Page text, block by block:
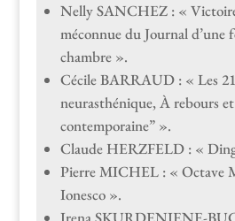
Nel­ly SANCHEZ : «
mécon­nue du Jour­nal d’une
chambre ».
Cécile BARRAUD : « Les
neurasthénique, À rebours
contemporaine” ».
Claude HERZFELD : «
Pierre MICHEL : « Octave
Ionesco ».